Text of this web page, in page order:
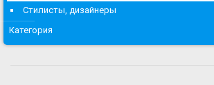
Стилисты, дизайнеры
Категория